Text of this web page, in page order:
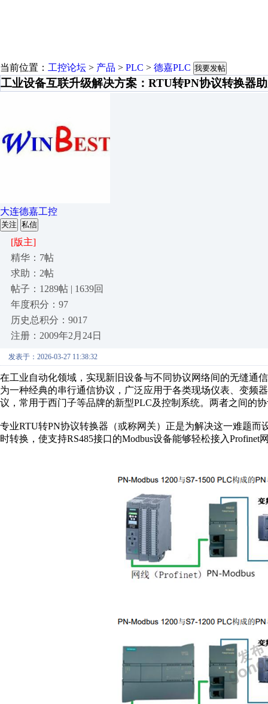
当前位置： 工控论坛 > 产品 > PLC > 德嘉PLC 我要发帖
工业设备互联升级解决方案：RTU转PN协议转换器
大连德嘉工控
关注 私信
[版主]
精华：7帖
求助：2帖
帖子：1289帖 | 1639回
年度积分：97
历史总积分：9017
注册：2009年2月24日
发表于：2026-03-27 11:38:32
在工业自动化领域，实现新旧设备与不同协议网络间的无缝通
为一种经典的串行通信协议，广泛应用于各类现场仪表、变频
议，常用于西门子等品牌的新型PLC及控制系统。两者之间的
专业RTU转PN协议转换器（或称网关）正是为解决这一难题而
时转换，使支持RS485接口的Modbus设备能够轻松接入Profinet